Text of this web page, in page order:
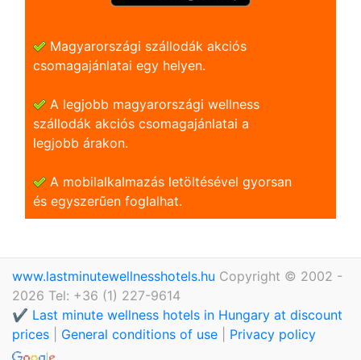
Magyarországi szállodák akciós
csomagajánlatai egy helyen.
A legjobb magyarországi wellness
szállodák akciós csomagajánlatai a
legjobb árakon.
A mobilalkalmazás letöltésével gyorsan
és egyszerũen foglalhat.
www.lastminutewellnesshotels.hu Copyright © 2002 -
2026 Tel: +36 (1) 227-9614
✔️ Last minute wellness hotels in Hungary at discount
prices
General conditions of use Privacy policy